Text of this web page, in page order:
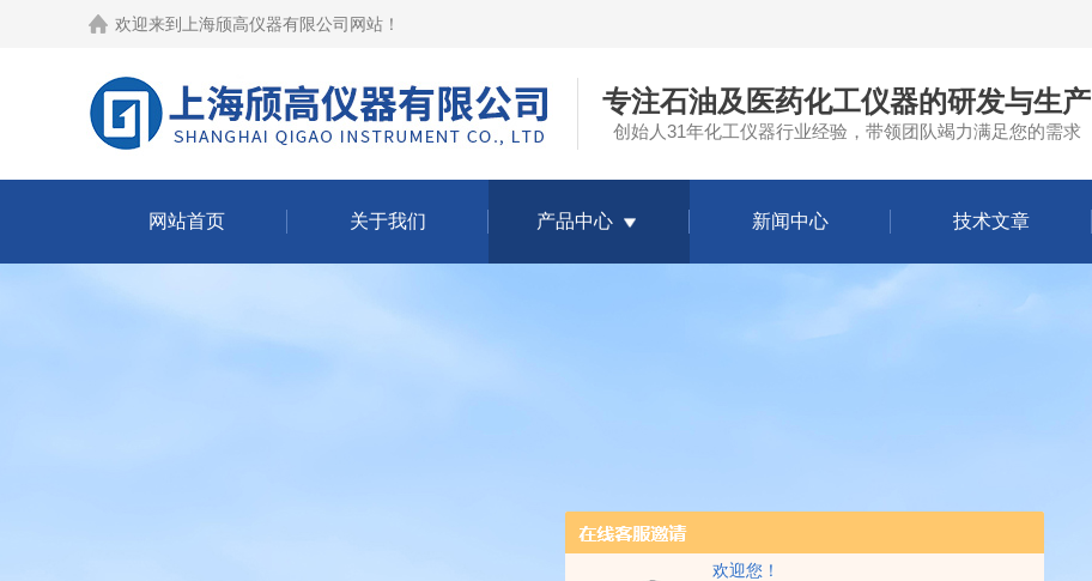
欢迎您！
欢迎来到 上海颀高仪器有限公司网站 ！
专注石油及医药化工仪器的研发与生产
创始人31年化工仪器行业经验，带领团队竭力满足您的需求
网站首页 关于我们 产品中心 新闻中心 技术文章